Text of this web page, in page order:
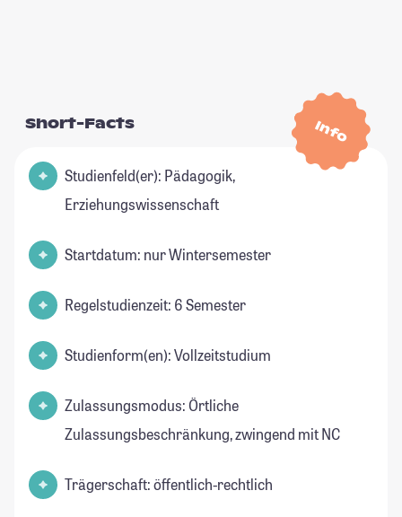
Info
Short-Facts
Studienfeld(er): Pädagogik,
Erziehungswissenschaft
Startdatum: nur Wintersemester
Regelstudienzeit: 6 Semester
Studienform(en): Vollzeitstudium
Zulassungsmodus: Örtliche
Zulassungsbeschränkung, zwingend mit NC
Trägerschaft: öffentlich-rechtlich